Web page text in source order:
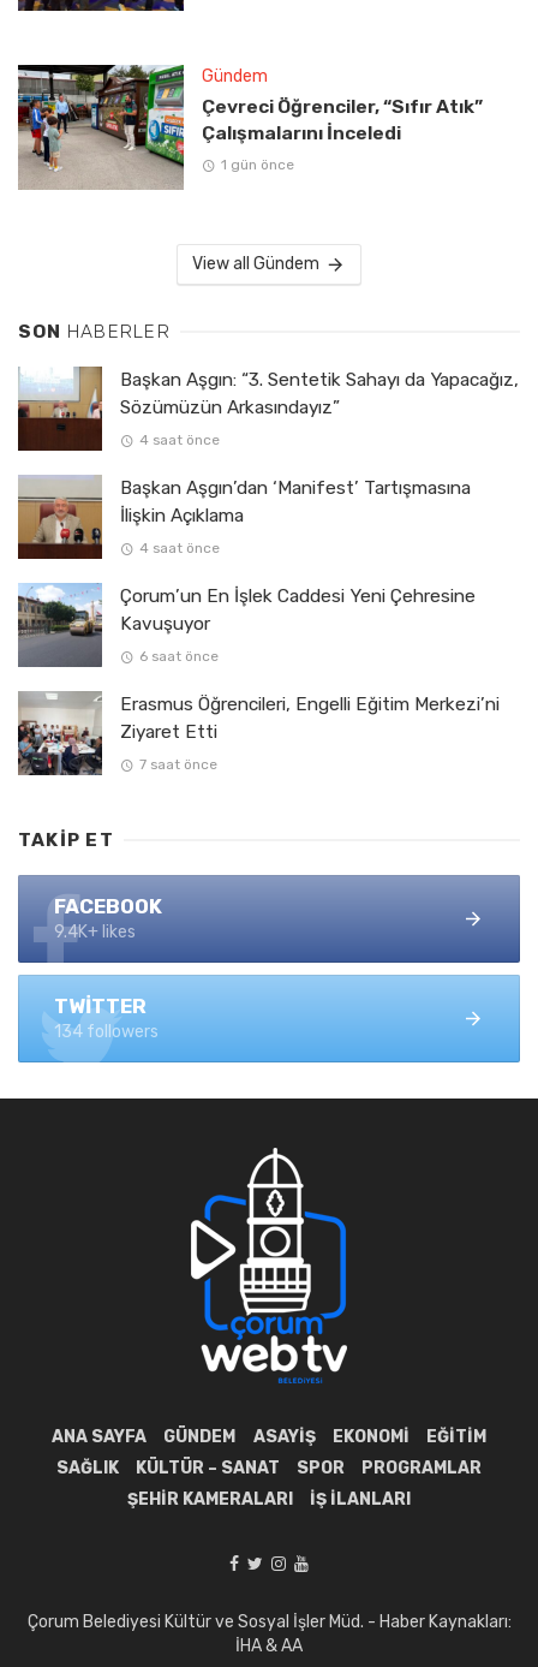
Gündem
Çevreci Öğrenciler, “Sıfır Atık”
Çalışmalarını İnceledi
1 gün önce
View all Gündem
SON HABERLER
Başkan Aşgın: “3. Sentetik Sahayı da Yapacağız,
Sözümüzün Arkasındayız”
4 saat önce
Başkan Aşgın’dan ‘Manifest’ Tartışmasına
İlişkin Açıklama
4 saat önce
Çorum’un En İşlek Caddesi Yeni Çehresine
Kavuşuyor
6 saat önce
Erasmus Öğrencileri, Engelli Eğitim Merkezi’ni
Ziyaret Etti
7 saat önce
TAKIP ET
FACEBOOK
9.4K+ likes
TWITTER
134 followers
ANA SAYFA GÜNDEM ASAYIŞ EKONOMI
EĞITIM
SAĞLIK
KÜLTÜR – SANAT SPOR
PROGRAMLAR
ŞEHIR KAMERALARI
İŞ İLANLARI
Çorum Belediyesi Kültür ve Sosyal İşler Müd. - Haber Kaynakları:
İHA & AA